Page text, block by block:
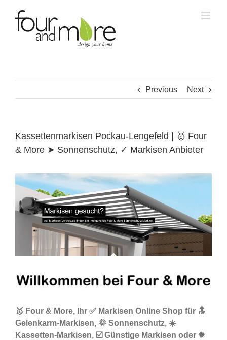
content
Previous Next
Kassettenmarkisen Pockau-Lengefeld | 🥇 Four
& More ➤ Sonnenschutz, ✓ Markisen Anbieter
🥇 Four & More, Ihr ✅ Markisen Online Shop für 🔝
Gelenkarm-Markisen, 🌞 Sonnenschutz, ☀️
Kassetten-Markisen, ☑️ Günstige Markisen oder ✹